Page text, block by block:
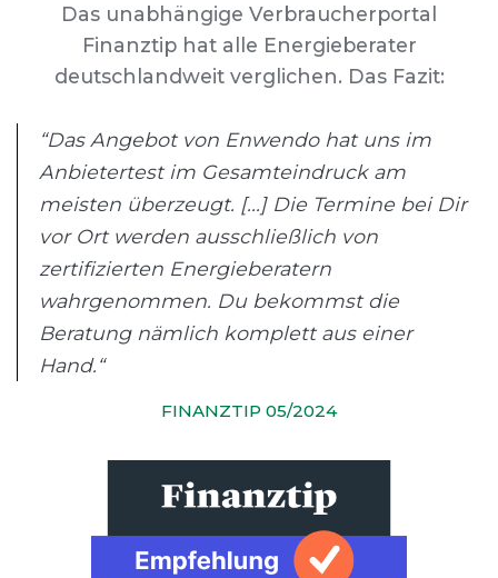
Das unabhängige Verbraucherportal
Finanztip hat alle Energieberater
deutschlandweit verglichen. Das Fazit:
“Das Angebot von Enwendo hat uns im
Anbietertest im Gesamteindruck am
meisten überzeugt. [...] Die Termine bei Dir
vor Ort werden ausschließlich von
zertifizierten Energieberatern
wahrgenommen. Du bekommst die
Beratung nämlich komplett aus einer
Hand.“
FINANZTIP 05/2024